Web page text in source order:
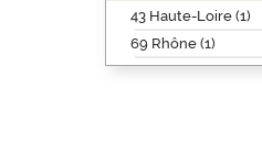
43 Haute-Loire (1)
69 Rhône (1)